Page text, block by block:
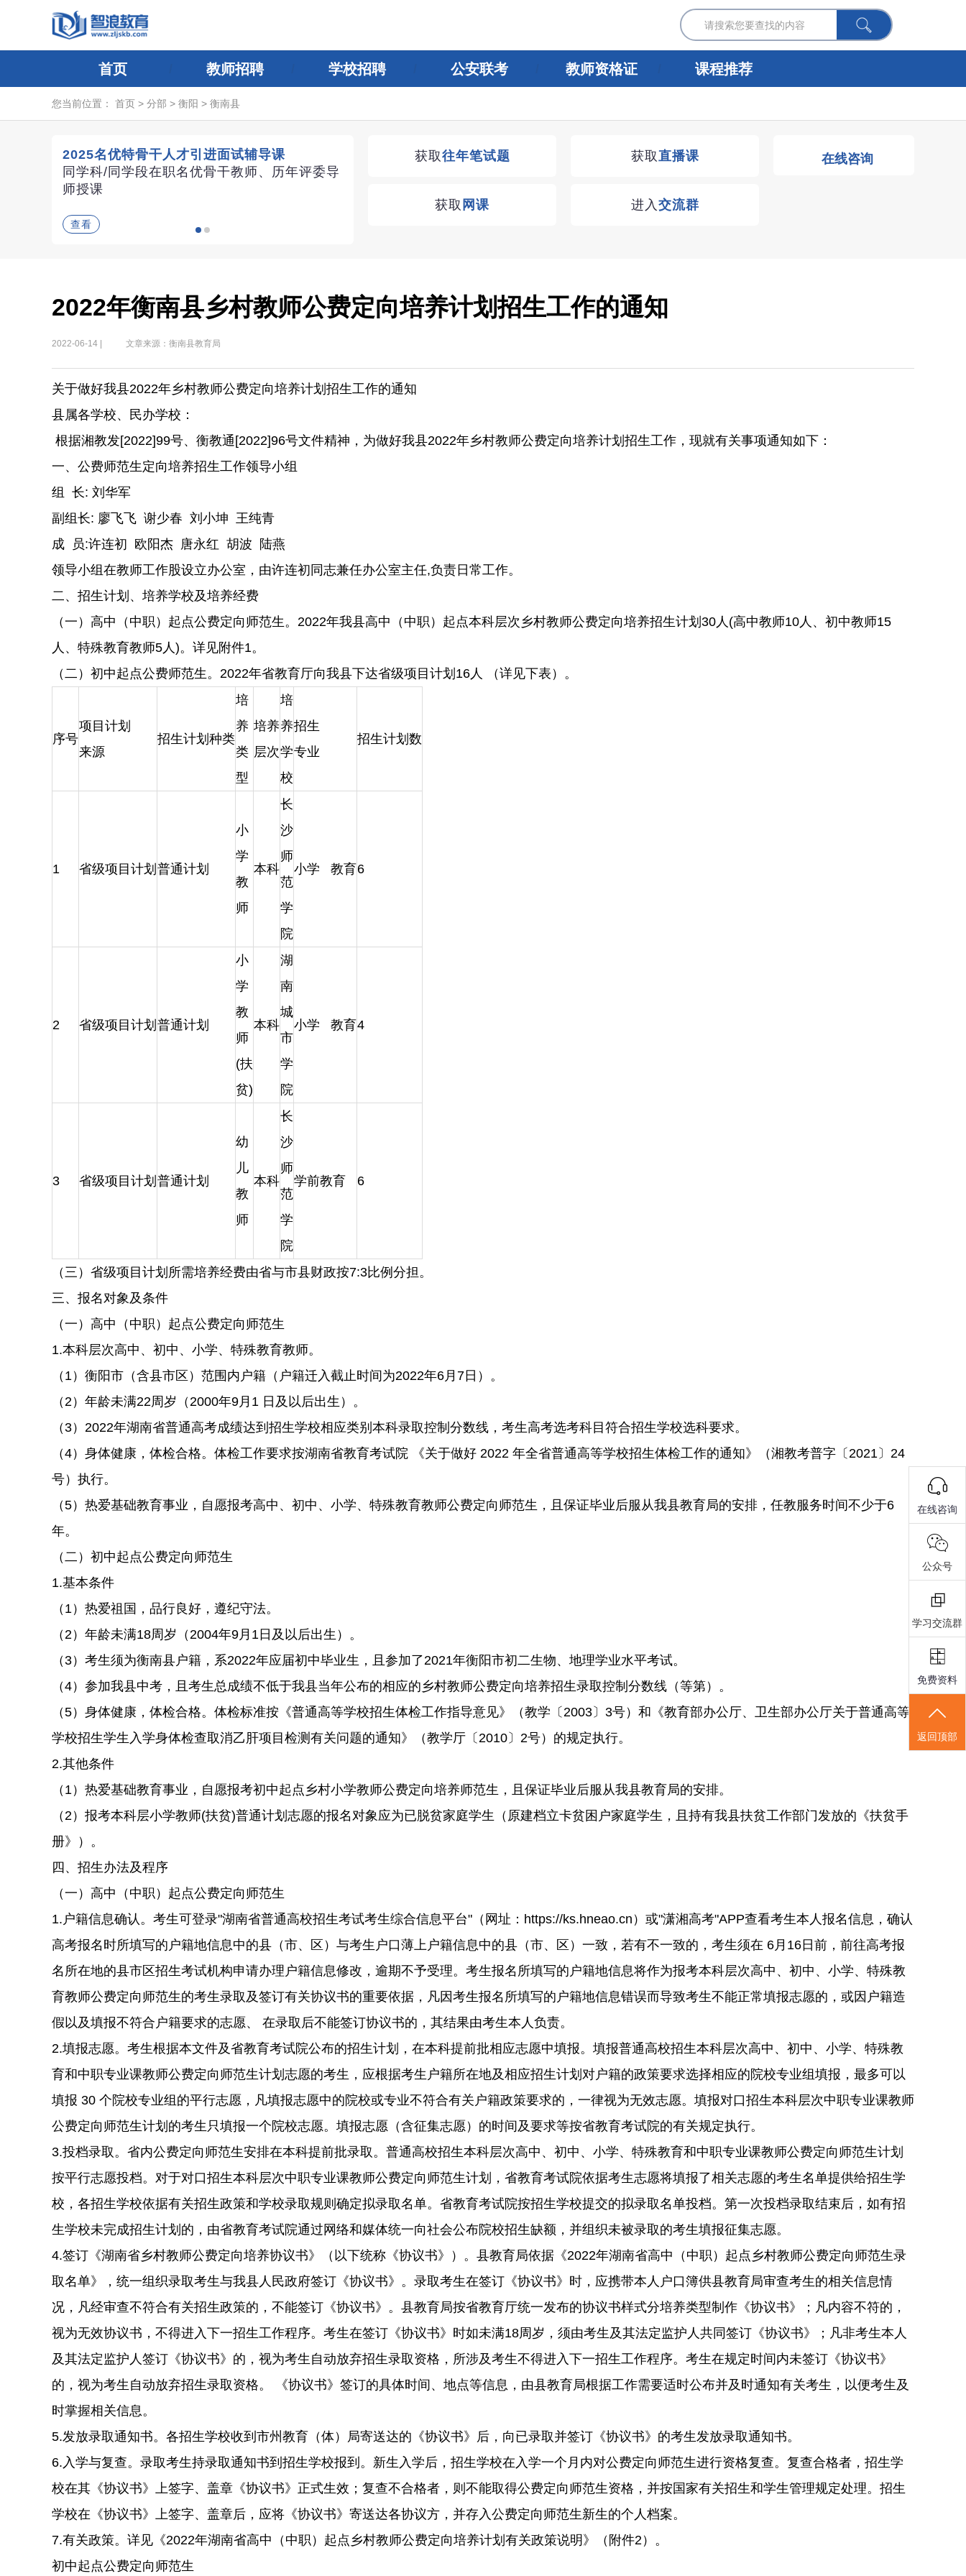
首页 教师招聘 学校招聘 公安联考 教师资格证 课程推荐
您当前位置： 首页 > 分部 > 衡阳 > 衡南县
2025名优特骨干人才引进面试辅导课
同学科/同学段在职名优骨干教师、历年评委导
师授课
查看
湖南教师招聘考试优学无忧VIP课程
获取往年笔试题 获取直播课
获取 网课 进入 交流群
在线咨询
2022年衡南县乡村教师公费定向培养计划招生工作的通知
2022-06-14 | 文章来源：衡南县教育局
关于做好我县2022年乡村教师公费定向培养计划招生工作的通知
县属各学校、民办学校：
根据湘教发[2022]99号、衡教通[2022]96号文件精神，为做好我县2022年乡村教师公费定向培养计划招生工作，现就有关事项通知如下：
一、公费师范生定向培养招生工作领导小组
组 长: 刘华军
副组长: 廖飞飞 谢少春 刘小坤 王纯青
成 员:许连初 欧阳杰 唐永红 胡波 陆燕
领导小组在教师工作股设立办公室，由许连初同志兼任办公室主任,负责日常工作。
二、招生计划、培养学校及培养经费
（一）高中（中职）起点公费定向师范生。2022年我县高中（中职）起点本科层次乡村教师公费定向培养招生计划30人(高中教师10人、初中教师15
人、特殊教育教师5人)。详见附件1。
（二）初中起点公费师范生。2022年省教育厅向我县下达省级项目计划16人 （详见下表）。
序号
项目计划
来源
招生计划种类
培
养
类
型
培养
层次
培
养
学
校
招生
专业
招生计划数
1 省级项目计划 普通计划
小
学
教
师
本科
长
沙
师
范
学
院
小学 教育6
2 省级项目计划 普通计划
小
学
教
师
(扶
贫)
本科
湖
南
城
市
学
院
小学 教育4
3 省级项目计划 普通计划
幼
儿
教
师
本科
长
沙
师
范
学
院
学前教育 6
（三）省级项目计划所需培养经费由省与市县财政按7:3比例分担。
三、报名对象及条件
（一）高中（中职）起点公费定向师范生
1.本科层次高中、初中、小学、特殊教育教师。
（1）衡阳市（含县市区）范围内户籍（户籍迁入截止时间为2022年6月7日）。
（2）年龄未满22周岁（2000年9月1 日及以后出生）。
（3）2022年湖南省普通高考成绩达到招生学校相应类别本科录取控制分数线，考生高考选考科目符合招生学校选科要求。
（4）身体健康，体检合格。体检工作要求按湖南省教育考试院 《关于做好 2022 年全省普通高等学校招生体检工作的通知》（湘教考普字〔2021〕24
号）执行。
（5）热爱基础教育事业，自愿报考高中、初中、小学、特殊教育教师公费定向师范生，且保证毕业后服从我县教育局的安排，任教服务时间不少于6
年。
（二）初中起点公费定向师范生
1.基本条件
（1）热爱祖国，品行良好，遵纪守法。
（2）年龄未满18周岁（2004年9月1日及以后出生）。
（3）考生须为衡南县户籍，系2022年应届初中毕业生，且参加了2021年衡阳市初二生物、地理学业水平考试。
（4）参加我县中考，且考生总成绩不低于我县当年公布的相应的乡村教师公费定向培养招生录取控制分数线（等第）。
（5）身体健康，体检合格。体检标准按《普通高等学校招生体检工作指导意见》（教学〔2003〕3号）和《教育部办公厅、卫生部办公厅关于普通高等
学校招生学生入学身体检查取消乙肝项目检测有关问题的通知》（教学厅〔2010〕2号）的规定执行。
2.其他条件
（1）热爱基础教育事业，自愿报考初中起点乡村小学教师公费定向培养师范生，且保证毕业后服从我县教育局的安排。
（2）报考本科层小学教师(扶贫)普通计划志愿的报名对象应为已脱贫家庭学生（原建档立卡贫困户家庭学生，且持有我县扶贫工作部门发放的《扶贫手
册》）。
四、招生办法及程序
（一）高中（中职）起点公费定向师范生
1.户籍信息确认。考生可登录"湖南省普通高校招生考试考生综合信息平台"（网址：https://ks.hneao.cn）或"潇湘高考"APP查看考生本人报名信息，确认
高考报名时所填写的户籍地信息中的县（市、区）与考生户口薄上户籍信息中的县（市、区）一致，若有不一致的，考生须在 6月16日前，前往高考报
名所在地的县市区招生考试机构申请办理户籍信息修改，逾期不予受理。考生报名所填写的户籍地信息将作为报考本科层次高中、初中、小学、特殊教
育教师公费定向师范生的考生录取及签订有关协议书的重要依据，凡因考生报名所填写的户籍地信息错误而导致考生不能正常填报志愿的，或因户籍造
假以及填报不符合户籍要求的志愿、 在录取后不能签订协议书的，其结果由考生本人负责。
2.填报志愿。考生根据本文件及省教育考试院公布的招生计划，在本科提前批相应志愿中填报。填报普通高校招生本科层次高中、初中、小学、特殊教
育和中职专业课教师公费定向师范生计划志愿的考生，应根据考生户籍所在地及相应招生计划对户籍的政策要求选择相应的院校专业组填报，最多可以
填报 30 个院校专业组的平行志愿，凡填报志愿中的院校或专业不符合有关户籍政策要求的，一律视为无效志愿。填报对口招生本科层次中职专业课教师
公费定向师范生计划的考生只填报一个院校志愿。填报志愿（含征集志愿）的时间及要求等按省教育考试院的有关规定执行。
3.投档录取。省内公费定向师范生安排在本科提前批录取。普通高校招生本科层次高中、初中、小学、特殊教育和中职专业课教师公费定向师范生计划
按平行志愿投档。对于对口招生本科层次中职专业课教师公费定向师范生计划，省教育考试院依据考生志愿将填报了相关志愿的考生名单提供给招生学
校，各招生学校依据有关招生政策和学校录取规则确定拟录取名单。省教育考试院按招生学校提交的拟录取名单投档。第一次投档录取结束后，如有招
生学校未完成招生计划的，由省教育考试院通过网络和媒体统一向社会公布院校招生缺额，并组织未被录取的考生填报征集志愿。
4.签订《湖南省乡村教师公费定向培养协议书》（以下统称《协议书》）。县教育局依据《2022年湖南省高中（中职）起点乡村教师公费定向师范生录
取名单》，统一组织录取考生与我县人民政府签订《协议书》。录取考生在签订《协议书》时，应携带本人户口簿供县教育局审查考生的相关信息情
况，凡经审查不符合有关招生政策的，不能签订《协议书》。县教育局按省教育厅统一发布的协议书样式分培养类型制作《协议书》；凡内容不符的，
视为无效协议书，不得进入下一招生工作程序。考生在签订《协议书》时如未满18周岁，须由考生及其法定监护人共同签订《协议书》；凡非考生本人
及其法定监护人签订《协议书》的，视为考生自动放弃招生录取资格，所涉及考生不得进入下一招生工作程序。考生在规定时间内未签订《协议书》
的，视为考生自动放弃招生录取资格。 《协议书》签订的具体时间、地点等信息，由县教育局根据工作需要适时公布并及时通知有关考生，以便考生及
时掌握相关信息。
5.发放录取通知书。各招生学校收到市州教育（体）局寄送达的《协议书》后，向已录取并签订《协议书》的考生发放录取通知书。
6.入学与复查。录取考生持录取通知书到招生学校报到。新生入学后，招生学校在入学一个月内对公费定向师范生进行资格复查。复查合格者，招生学
校在其《协议书》上签字、盖章《协议书》正式生效；复查不合格者，则不能取得公费定向师范生资格，并按国家有关招生和学生管理规定处理。招生
学校在《协议书》上签字、盖章后，应将《协议书》寄送达各协议方，并存入公费定向师范生新生的个人档案。
7.有关政策。详见《2022年湖南省高中（中职）起点乡村教师公费定向培养计划有关政策说明》（附件2）。
初中起点公费定向师范生
在线咨询
公众号
学习交流群
免费资料
返回顶部